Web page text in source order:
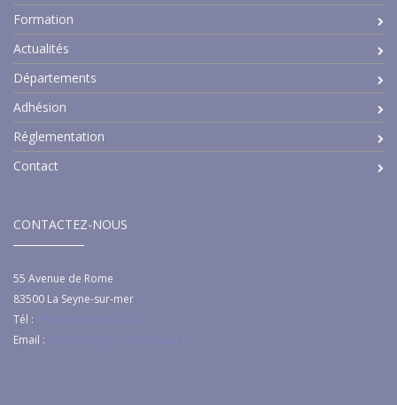
Formation
Actualités
Départements
Adhésion
Réglementation
Contact
CONTACTEZ-NOUS
55 Avenue de Rome
83500 La Seyne-sur-mer
Tél : +33 (0)4 94 92 92 04
Email : c.thibault@ghr-region-sud.fr